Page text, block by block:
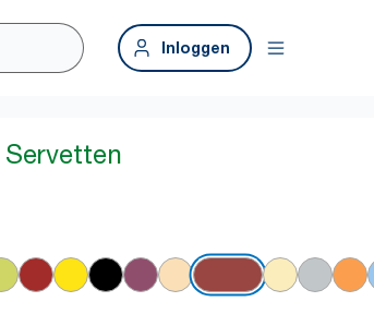
Inloggen